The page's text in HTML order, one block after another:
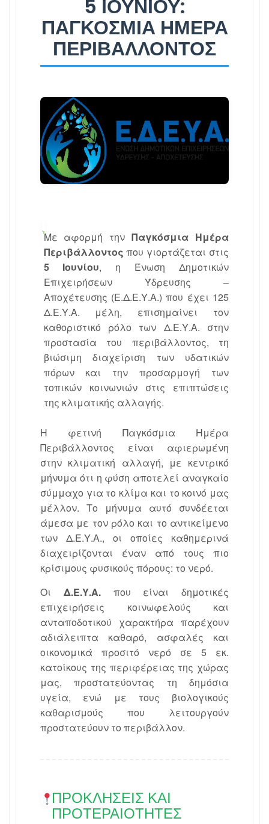
5 ΙΟΥΝΊΟΥ:
ΠΑΓΚΌΣΜΙΑ ΗΜΈΡΑ
ΠΕΡΙΒΆΛΛΟΝΤΟΣ
Με αφορμή τηνΠαγκόσμια Ημέρα
Περιβάλλοντος που γιορτάζεται στις
5 Ιουνίου, η Ένωση Δημοτικών
Επιχειρήσεων Ύδρευσης –
Αποχέτευσης (Ε.Δ.Ε.Υ.Α.) που έχει 125
Δ.Ε.Υ.Α. μέλη, επισημαίνει τον
καθοριστικό ρόλο των Δ.Ε.Υ.Α. στην
προστασία του περιβάλλοντος, τη
βιώσιμη διαχείριση των υδατικών
πόρων και την προσαρμογή των
τοπικών κοινωνιών στις επιπτώσεις
της κλιματικής αλλαγής.
Η φετινή Παγκόσμια Ημέρα
Περιβάλλοντος είναι αφιερωμένη
στην κλιματική αλλαγή, με κεντρικό
μήνυμα ότι η φύση αποτελεί αναγκαίο
σύμμαχο για το κλίμα και το κοινό μας
μέλλον. Το μήνυμα αυτό συνδέεται
άμεσα με τον ρόλο και το αντικείμενο
των Δ.Ε.Υ.Α., οι οποίες καθημερινά
διαχειρίζονται έναν από τους πιο
κρίσιμους φυσικούς πόρους: το νερό.
Οι Δ.Ε.Υ.Α.που είναι δημοτικές
επιχειρήσεις κοινωφελούς και
ανταποδοτικού χαρακτήρα παρέχουν
αδιάλειπτα καθαρό, ασφαλές και
οικονομικά προσιτό νερό σε 5 εκ.
κατοίκους της περιφέρειας της χώρας
μας, προστατεύοντας τη δημόσια
υγεία, ενώ με τους βιολογικούς
καθαρισμούς που λειτουργούν
προστατεύουν το περιβάλλον.
ΠΡΟΚΛΉΣΕΙΣ ΚΑΙ
ΠΡΟΤΕΡΑΙΌΤΗΤΕΣ